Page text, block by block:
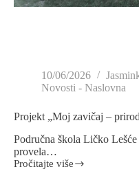
10/06/2026
Novosti - Naslovna
Projekt „Moj zavičaj –
Područna škola Ličko
provela…
Pročitajte više